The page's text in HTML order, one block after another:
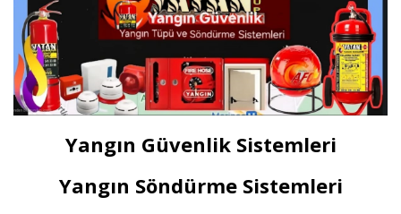
Yangın Güvenlik Sistemleri
Yangın Söndürme Sistemleri